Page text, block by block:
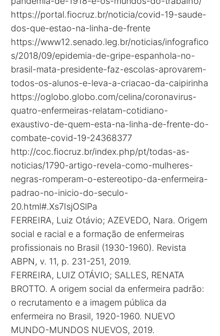
https://portal.fiocruz.br/noticia/covid-19-saude-
dos-que-estao-na-linha-de-frente
https://www12.senado.leg.br/noticias/infografico
s/2018/09/epidemia-de-gripe-espanhola-no-
brasil-mata-presidente-faz-escolas-aprovarem-
todos-os-alunos-e-leva-a-criacao-da-caipirinha
https://oglobo.globo.com/celina/coronavirus-
quatro-enfermeiras-relatam-cotidiano-
exaustivo-de-quem-esta-na-linha-de-frente-do-
combate-covid-19-24368377
http://coc.fiocruz.br/index.php/pt/todas-as-
noticias/1790-artigo-revela-como-mulheres-
negras-romperam-o-estereotipo-da-enfermeira-
padrao-no-inicio-do-seculo-
20.html#.Xs7IsjOSlPa
FERREIRA, Luiz Otávio; AZEVEDO, Nara. Origem
social e racial e a formação de enfermeiras
profissionais no Brasil (1930-1960). Revista
ABPN, v. 11, p. 231-251, 2019.
FERREIRA, LUIZ OTÁVIO; SALLES, RENATA
BROTTO. A origem social da enfermeira padrão:
o recrutamento e a imagem pública da
enfermeira no Brasil, 1920-1960. NUEVO
MUNDO-MUNDOS NUEVOS, 2019.